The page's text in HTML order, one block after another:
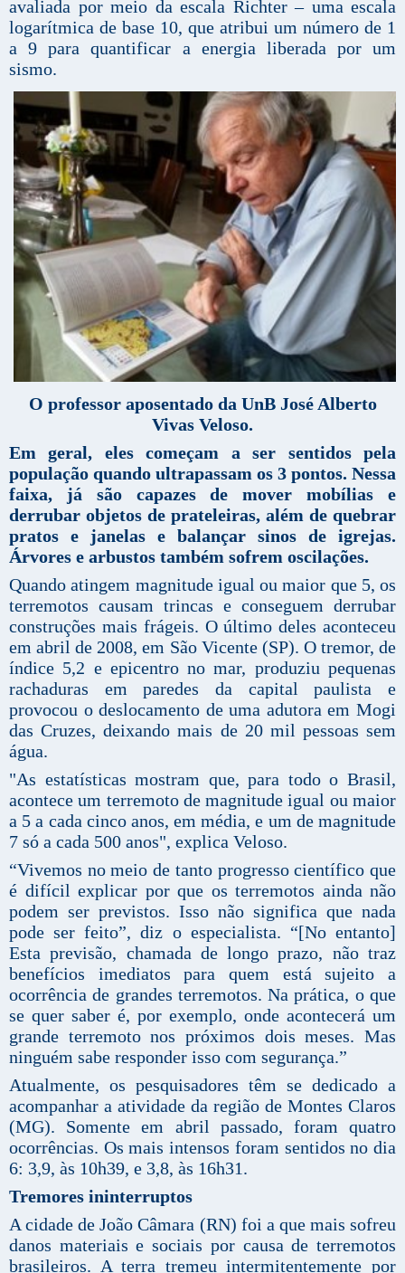
avaliada por meio da escala Richter – uma escala
logarítmica de base 10, que atribui um número de 1
a 9 para quantificar a energia liberada por um
sismo.
O professor aposentado da UnB José Alberto
Vivas Veloso.
Em geral, eles começam a ser sentidos pela
população quando ultrapassam os 3 pontos. Nessa
faixa, já são capazes de mover mobílias e
derrubar objetos de prateleiras, além de quebrar
pratos e janelas e balançar sinos de igrejas.
Árvores e arbustos também sofrem oscilações.
Quando atingem magnitude igual ou maior que 5, os
terremotos causam trincas e conseguem derrubar
construções mais frágeis. O último deles aconteceu
em abril de 2008, em São Vicente (SP). O tremor, de
índice 5,2 e epicentro no mar, produziu pequenas
rachaduras em paredes da capital paulista e
provocou o deslocamento de uma adutora em Mogi
das Cruzes, deixando mais de 20 mil pessoas sem
água.
"As estatísticas mostram que, para todo o Brasil,
acontece um terremoto de magnitude igual ou maior
a 5 a cada cinco anos, em média, e um de magnitude
7 só a cada 500 anos", explica Veloso.
“Vivemos no meio de tanto progresso científico que
é difícil explicar por que os terremotos ainda não
podem ser previstos. Isso não significa que nada
pode ser feito”, diz o especialista. “[No entanto]
Esta previsão, chamada de longo prazo, não traz
benefícios imediatos para quem está sujeito a
ocorrência de grandes terremotos. Na prática, o que
se quer saber é, por exemplo, onde acontecerá um
grande terremoto nos próximos dois meses. Mas
ninguém sabe responder isso com segurança.”
Atualmente, os pesquisadores têm se dedicado a
acompanhar a atividade da região de Montes Claros
(MG). Somente em abril passado, foram quatro
ocorrências. Os mais intensos foram sentidos no dia
6: 3,9, às 10h39, e 3,8, às 16h31.
Tremores ininterruptos
A cidade de João Câmara (RN) foi a que mais sofreu
danos materiais e sociais por causa de terremotos
brasileiros. A terra tremeu intermitentemente por